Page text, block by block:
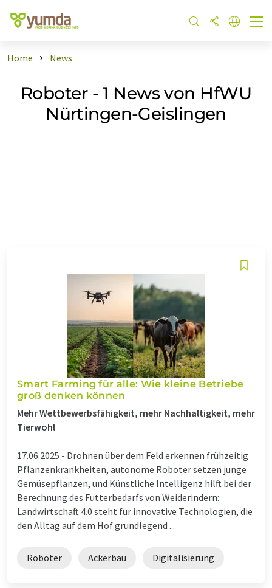
Home News
Roboter - 1 News von HfWU
Nürtingen-Geislingen
Smart Farming für alle: Wie kleine Betriebe
groß denken können
Mehr Wettbewerbsfähigkeit, mehr Nachhaltigkeit, mehr
Tierwohl
17.06.2025 - Drohnen über dem Feld erkennen frühzeitig
Pflanzenkrankheiten, autonome Roboter setzen junge
Gemüsepflanzen, und Künstliche Intelligenz hilft bei der
Berechnung des Futterbedarfs von Weiderindern:
Landwirtschaft 4.0 steht für innovative Technologien, die
den Alltag auf dem Hof grundlegend ...
Roboter Ackerbau Digitalisierung